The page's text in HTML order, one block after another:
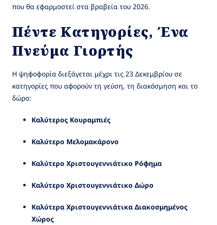
που θα εφαρμοστεί στα βραβεία του 2026.
Πέντε Κατηγορίες, Ένα
Πνεύμα Γιορτής
Η ψηφοφορία διεξάγεται μέχρι τις 23 Δεκεμβρίου σε
κατηγορίες που αφορούν τη γεύση, τη διακόσμηση και το
δώρο:
Καλύτερος Κουραμπιές
Καλύτερο Μελομακάρονο
Καλύτερο Χριστουγεννιάτικο Ρόφημα
Καλύτερο Χριστουγεννιάτικο Δώρο
Καλύτερα Χριστουγεννιάτικα Διακοσμημένος
Χώρος